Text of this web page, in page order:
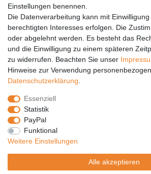
PARTNER
DHL
GLS
PaketPLUS
SPONSORING
Malchower SV 90
Malchower Wölfe
ZERTIFIKATE
Händlerbund
Trusted Shops
Einstellungen benennen.
Die Datenverarbeitung kann mit
berechtigten Interesses erfolgen. Die
oder abgelehnt werden. Es besteht das
und die Einwilligung zu einem späteren
zu widerrufen. Beachten Sie unser
Hinweise zur Verwendung
Daten­schutz­erklärung
Essenziell
Statistik
PayPal
Funktional
Weitere Einstellungen
Alle akzeptieren